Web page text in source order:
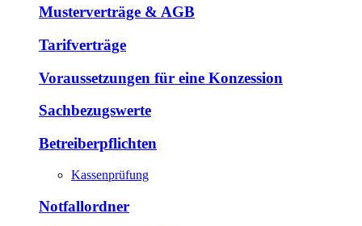
Musterverträge & AGB
Tarifverträge
Voraussetzungen für eine Konzession
Sachbezugswerte
Betreiberpflichten
Kassenprüfung
Notfallordner